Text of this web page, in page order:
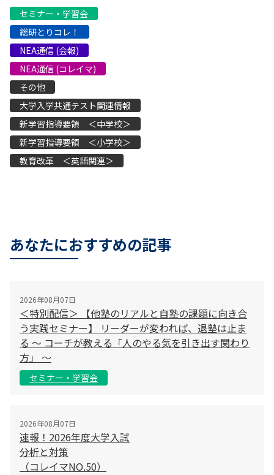
セミナー・学習会
総研とりコレ！
NEA通信 (会報)
NEA通信 (コレイマ)
その他
大学入学共通テスト関連情報
新学習指導要領 ＜中学校＞
新学習指導要領 ＜小学校＞
教育改革 ＜英語関連＞
あなたにおすすめの記事
2026年08月07日
＜特別配信＞ 【他塾のリアルと自塾の課題に向き合
う実践セミナー】 リーダーが変われば、退塾は止ま
る 〜 コーチが教える「人のやる気を引き出す関わり
方」 〜
セミナー・学習会
2026年08月07日
速報！2026年度大学入試
分析と対策
（コレイマNO.50）